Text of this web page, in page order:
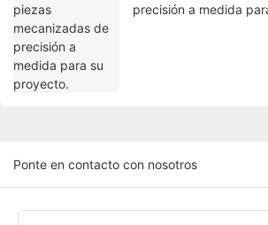
precisión a medida
Ponte en contacto con nosotros